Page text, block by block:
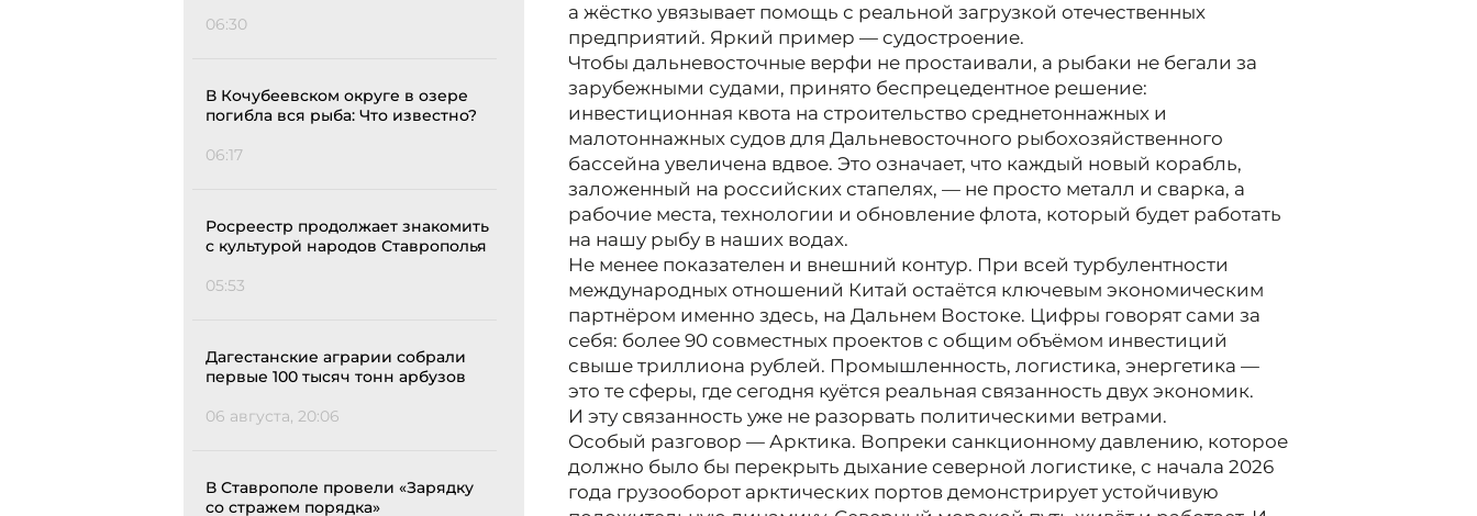
06:30
В Кочубеевском округе в озере
погибла вся рыба: Что известно?
06:17
Росреестр продолжает знакомить
с культурой народов Ставрополья
05:53
Дагестанские аграрии собрали
первые 100 тысяч тонн арбузов
06 августа, 20:06
В Ставрополе провели «Зарядку
со стражем порядка»
а жёстко увязывает помощь с реальной загрузкой отечественных
предприятий. Яркий пример — судостроение.
Чтобы дальневосточные верфи не простаивали, а рыбаки не бегали за
зарубежными судами, принято беспрецедентное решение:
инвестиционная квота на строительство среднетоннажных и
малотоннажных судов для Дальневосточного рыбохозяйственного
бассейна увеличена вдвое. Это означает, что каждый новый корабль,
заложенный на российских стапелях, — не просто металл и сварка, а
рабочие места, технологии и обновление флота, который будет работать
на нашу рыбу в наших водах.
Не менее показателен и внешний контур. При всей турбулентности
международных отношений Китай остаётся ключевым экономическим
партнёром именно здесь, на Дальнем Востоке. Цифры говорят сами за
себя: более 90 совместных проектов с общим объёмом инвестиций
свыше триллиона рублей. Промышленность, логистика, энергетика —
это те сферы, где сегодня куётся реальная связанность двух экономик.
И эту связанность уже не разорвать политическими ветрами.
Особый разговор — Арктика. Вопреки санкционному давлению, которое
должно было бы перекрыть дыхание северной логистике, с начала 2026
года грузооборот арктических портов демонстрирует устойчивую